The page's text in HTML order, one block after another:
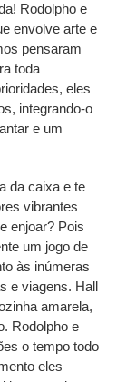
Rodolpho e
envolve arte e
pensaram
toda
eles
integrando-o
e um
da caixa e te
vibrantes
enjoar? Pois
um jogo de
às inúmeras
e viagens. Hall
amarela,
Rodolpho e
o tempo todo
eles